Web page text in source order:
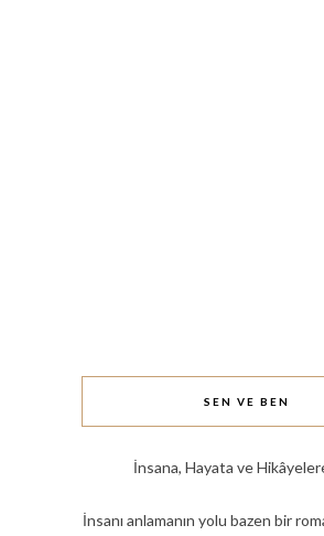
SEN VE BEN
İnsana, Hayata ve
İnsanı anlamanın yolu bazen bir